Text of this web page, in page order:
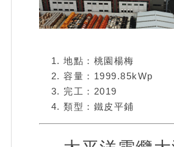
地點：桃園楊梅
容量：1999.85kWp
完工：2019
類型：鐵皮平鋪